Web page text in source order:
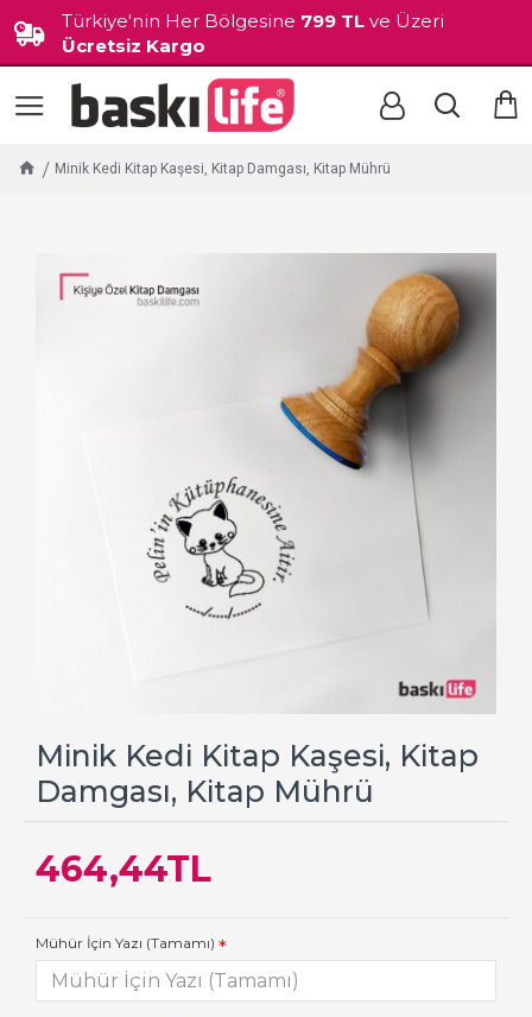
Türkiye'nin Her Bölgesine 799 TL ve Üzeri
Ücretsiz Kargo
Minik Kedi Kitap Kaşesi, Kitap Damgası, Kitap Mührü
Minik Kedi Kitap Kaşesi, Kitap
Damgası, Kitap Mührü
464,44TL
Mühür İçin Yazı (Tamamı)